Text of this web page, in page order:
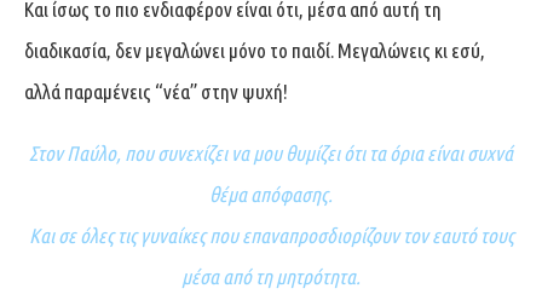
Και ίσως το πιο ενδιαφέρον είναι ότι, μέσα από αυτή τη
διαδικασία, δεν μεγαλώνει μόνο το παιδί. Μεγαλώνεις κι εσύ,
αλλά παραμένεις “νέα” στην ψυχή!
Στον Παύλο, που συνεχίζει να μου θυμίζει ότι τα όρια είναι συχνά
θέμα απόφασης.
Και σε όλες τις γυναίκες που επαναπροσδιορίζουν τον εαυτό τους
μέσα από τη μητρότητα.